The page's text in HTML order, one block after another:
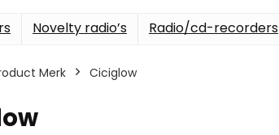
Novelty radio’s Radio/cd-recorders
Merk ‎Ciciglow